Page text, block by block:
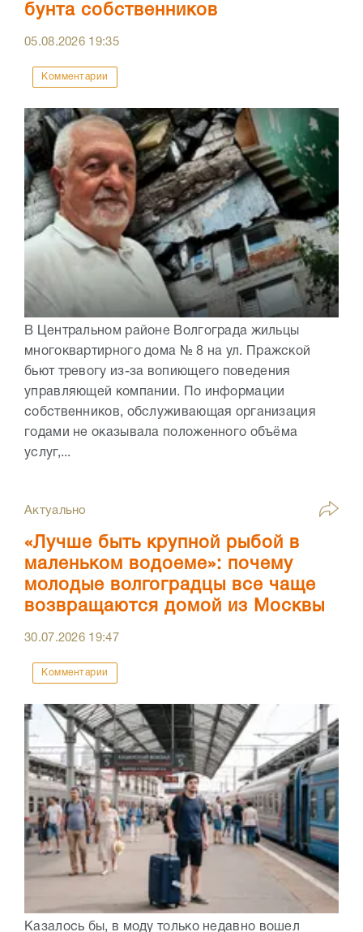
бунта собственников
05.08.2026 19:35
Комментарии
В Центральном районе Волгограда жильцы
многоквартирного дома № 8 на ул. Пражской
бьют тревогу из-за вопиющего поведения
управляющей компании. По информации
собственников, обслуживающая организация
годами не оказывала положенного объёма
услуг,...
Актуально
«Лучше быть крупной рыбой в
маленьком водоеме»: почему
молодые волгоградцы все чаще
возвращаются домой из Москвы
30.07.2026 19:47
Комментарии
Казалось бы, в моду только недавно вошел